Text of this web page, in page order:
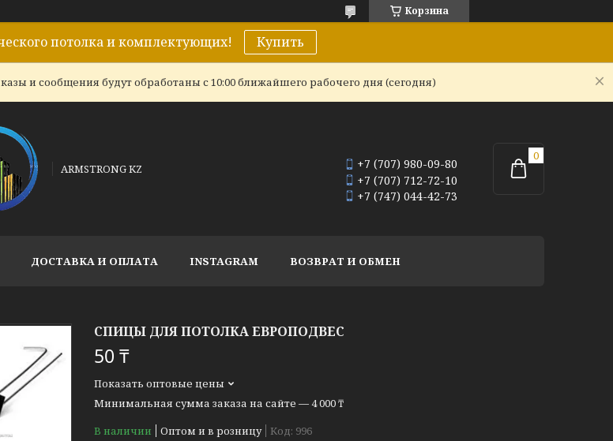
Корзина
потолка и комплектующих! Купить
и сообщения будут обработаны с 10:00 ближайшего рабочего дня (сегодня)
ARMSTRONG KZ
+7 (707) 980-09-80
+7 (707) 712-72-10
+7 (747) 044-42-73
ДОСТАВКА И ОПЛАТА INSTAGRAM ВОЗВРАТ И ОБМЕН
СПИЦЫ ДЛЯ ПОТОЛКА ЕВРОПОДВЕС
50 ₸
Показать оптовые цены
Минимальная сумма заказа на сайте — 4 000 ₸
В наличии
Оптом и в розницу Код: 996